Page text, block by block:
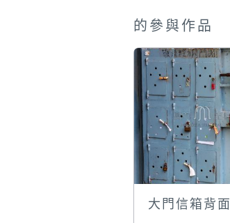
的參與作品
大門信箱背面